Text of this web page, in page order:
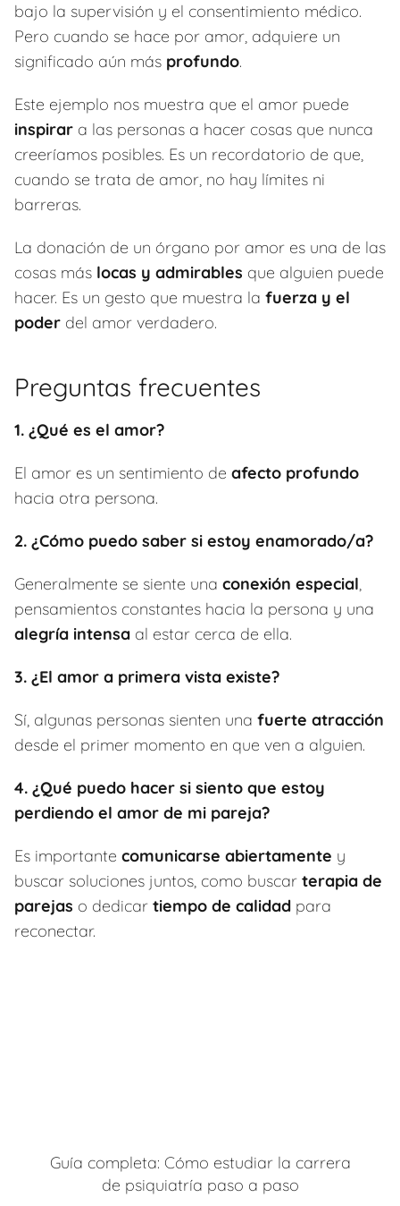
bajo la supervisión y el consentimiento médico.
Pero cuando se hace por amor, adquiere un
significado aún más profundo.
Este ejemplo nos muestra que el amor puede
inspirar a las personas a hacer cosas que nunca
creeríamos posibles. Es un recordatorio de que,
cuando se trata de amor, no hay límites ni
barreras.
La donación de un órgano por amor es una de las
cosas más locas y admirables que alguien puede
hacer. Es un gesto que muestra la fuerza y el
poder del amor verdadero.
Preguntas frecuentes
1. ¿Qué es el amor?
El amor es un sentimiento de afecto profundo
hacia otra persona.
2. ¿Cómo puedo saber si estoy enamorado/a?
Generalmente se siente una conexión especial,
pensamientos constantes hacia la persona y una
alegría intensa al estar cerca de ella.
3. ¿El amor a primera vista existe?
Sí, algunas personas sienten una fuerte atracción
desde el primer momento en que ven a alguien.
4. ¿Qué puedo hacer si siento que estoy
perdiendo el amor de mi pareja?
Es importante comunicarse abiertamente y
buscar soluciones juntos, como buscar terapia de
parejas o dedicar tiempo de calidad para
reconectar.
Guía completa: Cómo estudiar la carrera
de psiquiatría paso a paso